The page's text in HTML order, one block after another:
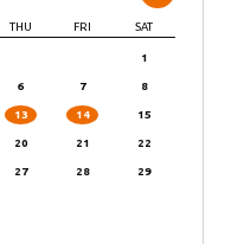
THU FRI SAT
1
6 7 8
13 14 15
20 21 22
27 28 29